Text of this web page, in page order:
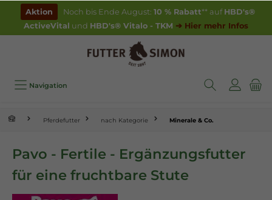
springen
Aktion Noch bis Ende August: 10 % Rabatt** auf HBD's®
ActiveVital und HBD's® Vitalo - TKM ➔ Hier mehr Infos
Navigation
Pferdefutter nach Kategorie Minerale & Co.
Pavo - Fertile - Ergänzungsfutter
für eine fruchtbare Stute